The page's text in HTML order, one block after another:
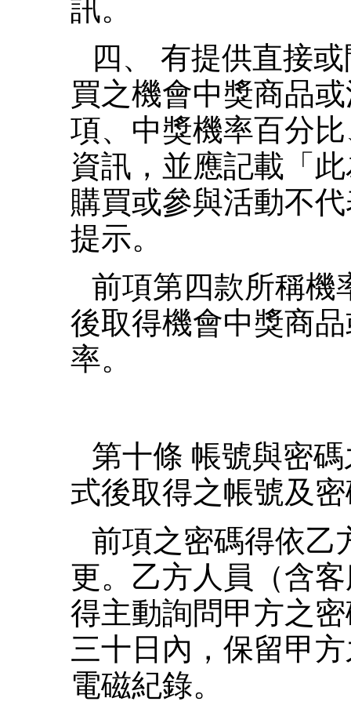
訊。
四、 有提供直接
買之機會中獎商品
項、中獎機率百分
資訊，並應記載「
購買或參與活動不
提示。
前項第四款所稱機
後取得機會中獎商
率。
第十條 帳號與密
式後取得之帳號及
前項之密碼得依乙
更。乙方人員（含
得主動詢問甲方之
三十日內，保留甲
電磁紀錄。